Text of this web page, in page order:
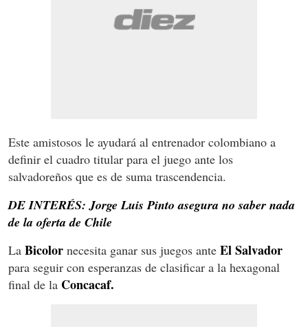
Este amistosos le ayudará al entrenador colombiano a
definir el cuadro titular para el juego ante los
salvadoreños que es de suma trascendencia.
DE INTERÉS: Jorge Luis Pinto asegura no saber nada
de la oferta de Chile
La Bicolor necesita ganar sus juegos ante El Salvador
para seguir con esperanzas de clasificar a la hexagonal
final de la Concacaf.